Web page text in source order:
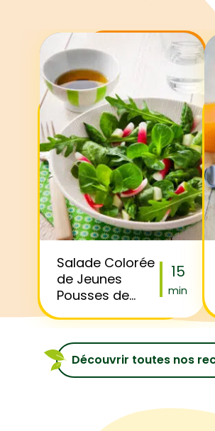
Salade Colorée
de Jeunes
Pousses de
Radis, Pomme
et Asperge
15
min
Découvrir toutes nos